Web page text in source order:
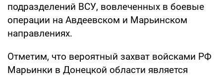
подразделений ВСУ, вовлеченных в боевые
операции на Авдеевском и Марьинском
направлениях.
Отметим, что вероятный захват войсками РФ
Марьинки в Донецкой области является